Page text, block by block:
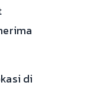
di